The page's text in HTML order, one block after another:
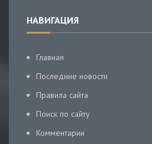
НАВИГАЦИЯ
Главная
Последние новости
Правила сайта
Поиск по сайту
Комментарии